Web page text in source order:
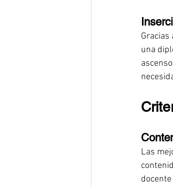
una
Las